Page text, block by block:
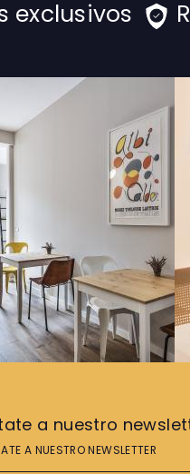
exclusivos
a nuestro
A NUESTRO NEWSLETTER